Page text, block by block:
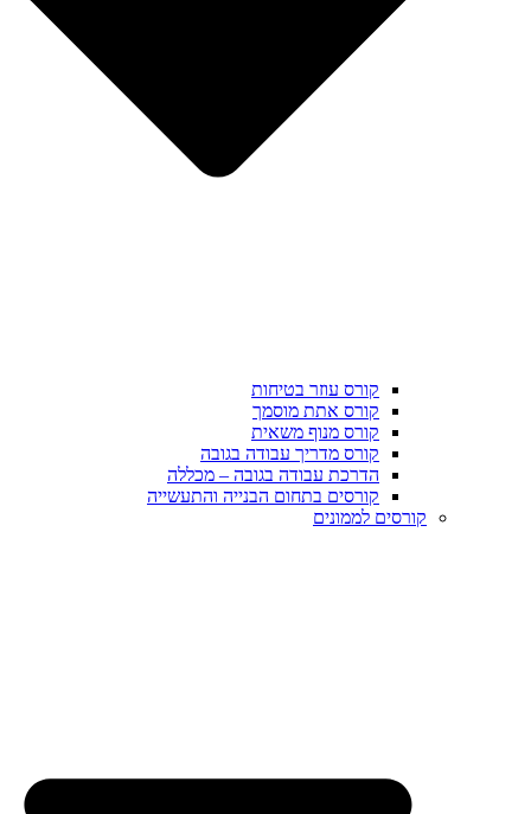
קורס עוזר בטיחות
קורס אתת מוסמך
קורס מנוף משאית
קורס מדריך עבודה בגובה
הדרכת עבודה בגובה – מכללה
קורסים בתחום הבנייה והתעשייה
קורסים לממונים